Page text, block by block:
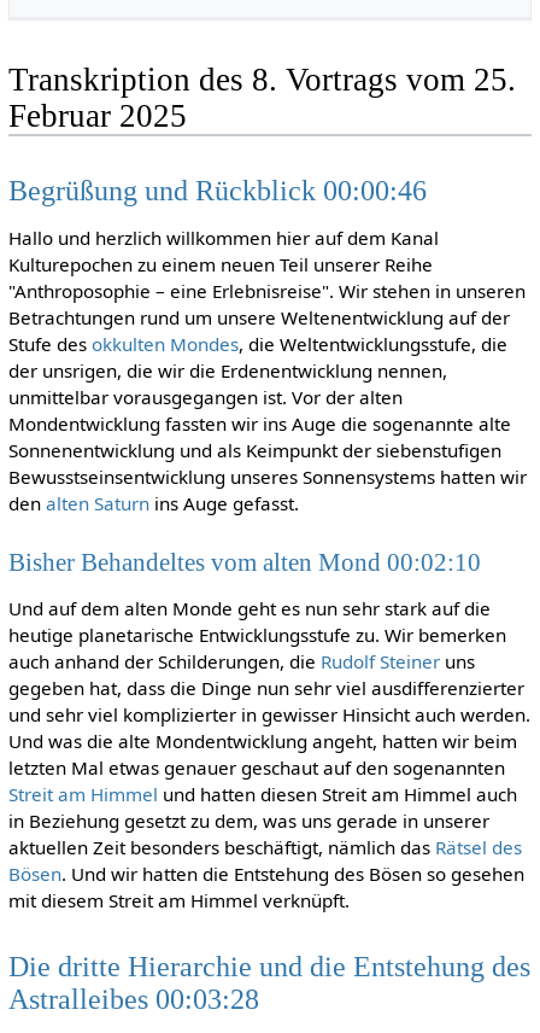
Transkription des 8. Vortrags vom 25.
Februar 2025
Begrüßung und Rückblick 00:00:46
Hallo und herzlich willkommen hier auf dem Kanal
Kulturepochen zu einem neuen Teil unserer Reihe
"Anthroposophie – eine Erlebnisreise". Wir stehen in unseren
Betrachtungen rund um unsere Weltenentwicklung auf der
Stufe des okkulten Mondes, die Weltentwicklungsstufe, die
der unsrigen, die wir die Erdenentwicklung nennen,
unmittelbar vorausgegangen ist. Vor der alten
Mondentwicklung fassten wir ins Auge die sogenannte alte
Sonnenentwicklung und als Keimpunkt der siebenstufigen
Bewusstseinsentwicklung unseres Sonnensystems hatten wir
den alten Saturnins Auge gefasst.
Bisher Behandeltes vom alten Mond 00:02:10
Und auf dem alten Monde geht es nun sehr stark auf die
heutige planetarische Entwicklungsstufe zu. Wir bemerken
auch anhand der Schilderungen, die Rudolf Steineruns
gegeben hat, dass die Dinge nun sehr viel ausdifferenzierter
und sehr viel komplizierter in gewisser Hinsicht auch werden.
Und was die alte Mondentwicklung angeht, hatten wir beim
letzten Mal etwas genauer geschaut auf den sogenannten
Streit am Himmel und hatten diesen Streit am Himmel auch
in Beziehung gesetzt zu dem, was uns gerade in unserer
aktuellen Zeit besonders beschäftigt, nämlich das Rätsel des
Bösen. Und wir hatten die Entstehung des Bösen so gesehen
mit diesem Streit am Himmel verknüpft.
Die dritte Hierarchie und die Entstehung des
Astralleibes 00:03:28